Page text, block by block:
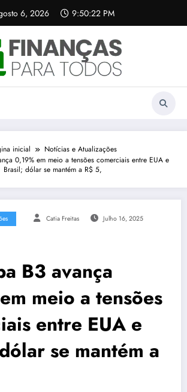
6, 2026 9:50:22 PM
inicial
Notícias e Atualizações
0,19% em meio a tensões comerciais entre EUA e
Brasil; dólar se mantém a R$ 5,
Catia Freitas Julho 16, 2025
B3 avança
meio a tensões
entre EUA e
se mantém a